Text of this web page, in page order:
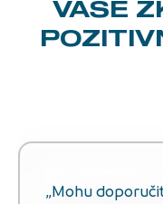
VAŠE
„Mohu